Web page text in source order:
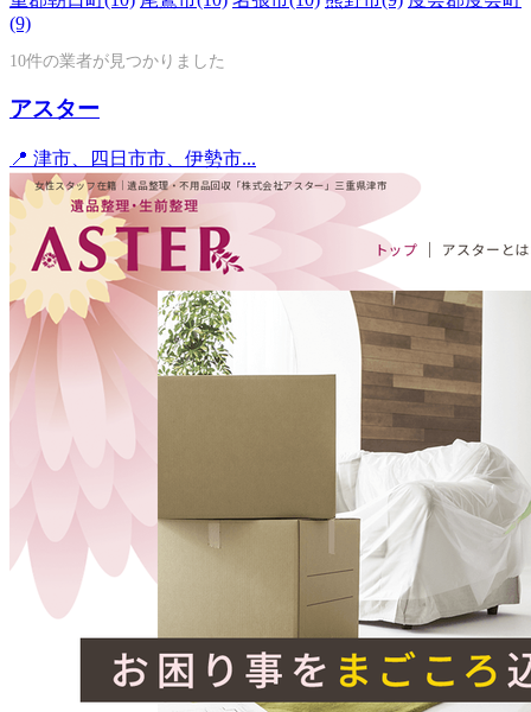
(9)
10件の業者が見つかりました
アスター
📍 津市、四日市市、伊勢市...